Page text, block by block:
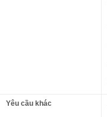
Yêu cầu khác